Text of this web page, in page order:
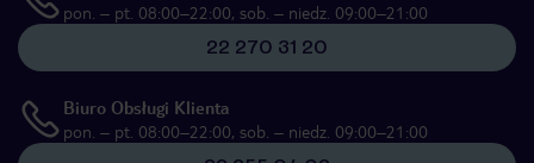
pon. – pt. 08:00–22:00, sob. – niedz. 09:00–21:00
22 270 31 20
Biuro Obsługi Klienta
pon. – pt. 08:00–22:00, sob. – niedz. 09:00–21:00